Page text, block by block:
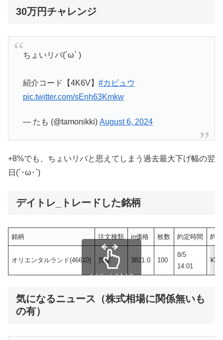
30万円チャレンジ
ちょいリバ(´ω` )
紹介コード【4K6V】 #カビュウ
pic.twitter.com/sEnh63Kmkw
— たも (@tamonikki) August 6, 2024
+8%でも、ちょいリバと思えてしまう過去最大下げ幅の翌
日(´･ω･`)
デイトレ_トレードした銘柄
銘柄 注文種類 in価格 枚数 約定時間 約
オリエンタルランド(46610) 買建 3821.0 100
8/5
14:01
スクロールできます
気になるニュース（株式相場に関係無いも
の有）